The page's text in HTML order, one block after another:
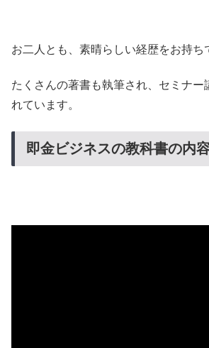
お二人とも、素晴らしい経歴をお持ち
たくさんの著書も執筆され、セミナー
れています。
即金ビジネスの教科書の内